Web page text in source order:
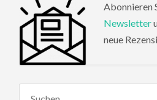
Abonnieren
Newsletter
neue